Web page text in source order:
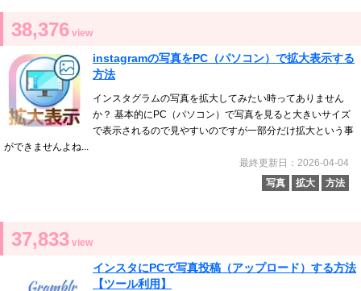
38,376 view
instagramの写真をPC（パソコン）で拡大表示する
方法
インスタグラムの写真を拡大してみたい時ってありません
か？ 基本的にPC（パソコン）で写真を見ると大きいサイズ
で表示されるので見やすいのですが一部分だけ拡大という事
ができませんよね...
最終更新日：2026-04-04
写真
拡大 方法
37,833 view
インスタにPCで写真投稿（アップロード）する方法
【ツール利用】